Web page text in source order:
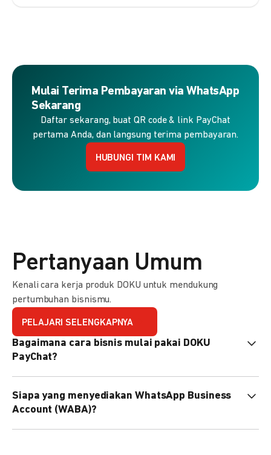
Mulai Terima Pembayaran via WhatsApp
Sekarang
Daftar sekarang, buat QR code & link PayChat
pertama Anda, dan langsung terima pembayaran.
HUBUNGI TIM KAMI
Pertanyaan Umum
Kenali cara kerja produk DOKU untuk mendukung
pertumbuhan bisnismu.
PELAJARI SELENGKAPNYA
Bagaimana cara bisnis mulai pakai DOKU
PayChat?
nanti tim kami bantu setup. Bisa juga pakai nomor
WhatsApp bisnis yang sudah dimiliki sendiri, atau dari
DOKU yang buatkan WhatsApp Bisnis terverifikasi juga
Siapa yang menyediakan WhatsApp Business
Account (WABA)?